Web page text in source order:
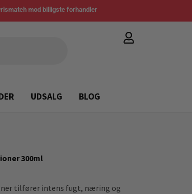
mod billigste forhandler
UDSALG BLOG
300ml
tilfører intens fugt, næring og